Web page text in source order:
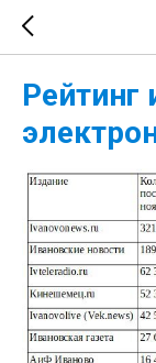
Рейтинг